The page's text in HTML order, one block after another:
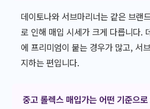
데이토나와 서브마리너는 같은 브랜
로 인해 매입 시세가 크게 다릅니다.
에 프리미엄이 붙는 경우가 많고, 서
지하는 편입니다.
중고 롤렉스 매입가는 어떤 기준으